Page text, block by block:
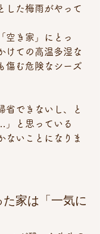
した梅雨がやって
空き家」にとっ
けての高温多湿な
傷む危険なシーズ
省できないし、と
」と思っている
ないことになりま
家は「一気に